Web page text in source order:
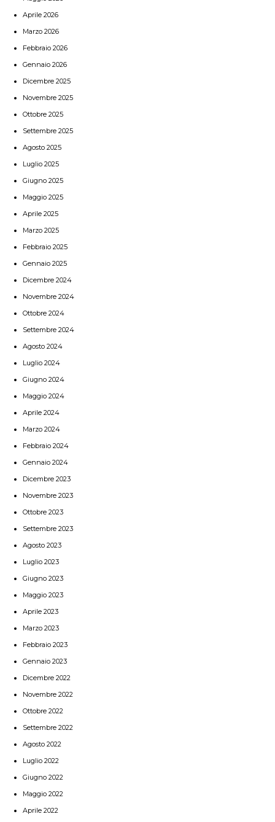
Aprile 2026
Marzo 2026
Febbraio 2026
Gennaio 2026
Dicembre 2025
Novembre 2025
Ottobre 2025
Settembre 2025
Agosto 2025
Luglio 2025
Giugno 2025
Maggio 2025
Aprile 2025
Marzo 2025
Febbraio 2025
Gennaio 2025
Dicembre 2024
Novembre 2024
Ottobre 2024
Settembre 2024
Agosto 2024
Luglio 2024
Giugno 2024
Maggio 2024
Aprile 2024
Marzo 2024
Febbraio 2024
Gennaio 2024
Dicembre 2023
Novembre 2023
Ottobre 2023
Settembre 2023
Agosto 2023
Luglio 2023
Giugno 2023
Maggio 2023
Aprile 2023
Marzo 2023
Febbraio 2023
Gennaio 2023
Dicembre 2022
Novembre 2022
Ottobre 2022
Settembre 2022
Agosto 2022
Luglio 2022
Giugno 2022
Maggio 2022
Aprile 2022